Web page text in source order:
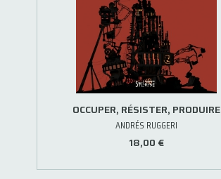
OCCUPER, RÉSISTER, PRODUIRE
ANDRÉS RUGGERI
18,00 €